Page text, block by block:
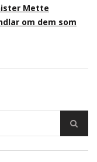
Mette
om dem som